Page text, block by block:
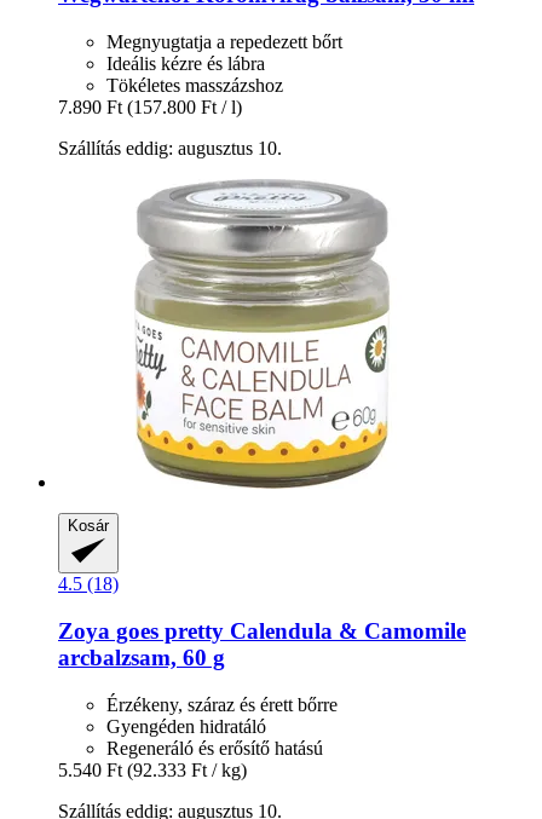
Megnyugtatja a repedezett bőrt
Ideális kézre és lábra
Tökéletes masszázshoz
7.890 Ft (157.800 Ft / l)
Szállítás eddig: augusztus 10.
Kosár
4.5 (18)
Zoya goes pretty Calendula & Camomile
arcbalzsam, 60 g
Érzékeny, száraz és érett bőrre
Gyengéden hidratáló
Regeneráló és erősítő hatású
5.540 Ft (92.333 Ft / kg)
Szállítás eddig: augusztus 10.